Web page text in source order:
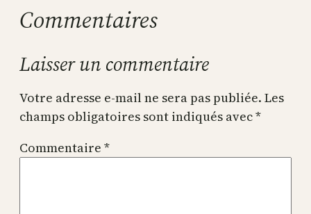
Commentaires
Laisser un commentaire
Votre adresse e-mail ne sera pas publiée. Les
champs obligatoires sont indiqués avec*
Commentaire *